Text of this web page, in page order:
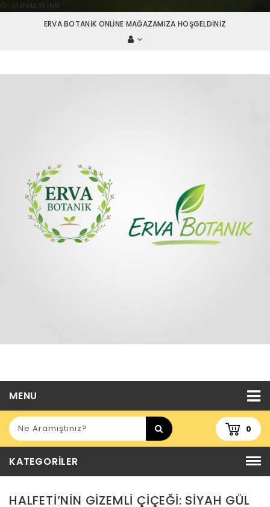
G-SLRXMJR1NR
ERVA BOTANIK ONLINE MAĞAZAMIZA HOŞGELDINIZ
MENU
0
KATEGORILER
HALFETI’NIN GIZEMLI ÇIÇEĞI: SIYAH GÜL